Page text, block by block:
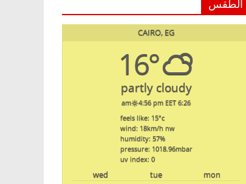
الطقس
CAIRO, EG
16°
partly cloudy
6:26 am
4:56 pm EET
feels like: 15°c
wind: 18km/h nw
humidity: 57%
pressure: 1018.96mbar
uv index: 0
mon
tue
wed